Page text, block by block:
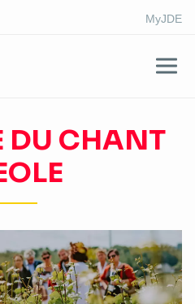
MyJDE
DU CHANT